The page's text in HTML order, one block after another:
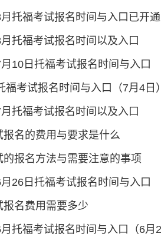
托福考试报名时间与入口已开通
托福考试报名时间以及入口
10日托福考试报名时间与入口
福考试报名时间与入口（7月4日）
托福考试报名时间以及入口
报名的费用与要求是什么
的报名方法与需要注意的事项
26日托福考试报名时间与入口
报名费用需要多少
托福考试报名时间与入口（6月